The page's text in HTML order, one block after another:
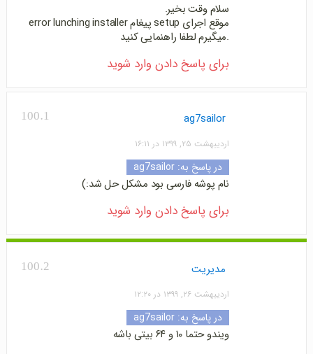
سلام وقت بخیر.
موقع اجرای setup پیغام error lunching installer
.میگیرم لطفا راهنمایی کنید
برای پاسخ دادن وارد شوید
100.1 ag7sailor
اردیبهشت ۲۵, ۱۳۹۹ در ۱۶:۱۱
در پاسخ به: ag7sailor
نام پوشه فارسی بود مشکل حل شد:)
برای پاسخ دادن وارد شوید
100.2 مدیریت
اردیبهشت ۲۶, ۱۳۹۹ در ۱۲:۲۰
در پاسخ به: ag7sailor
ویندو حتما ۱۰ و ۶۴ بیتی باشه